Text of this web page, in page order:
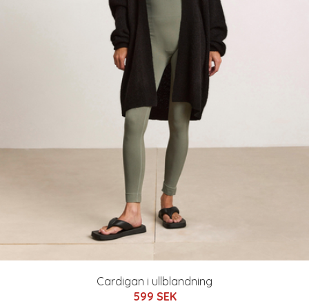
Cardigan i ullblandning
599 SEK